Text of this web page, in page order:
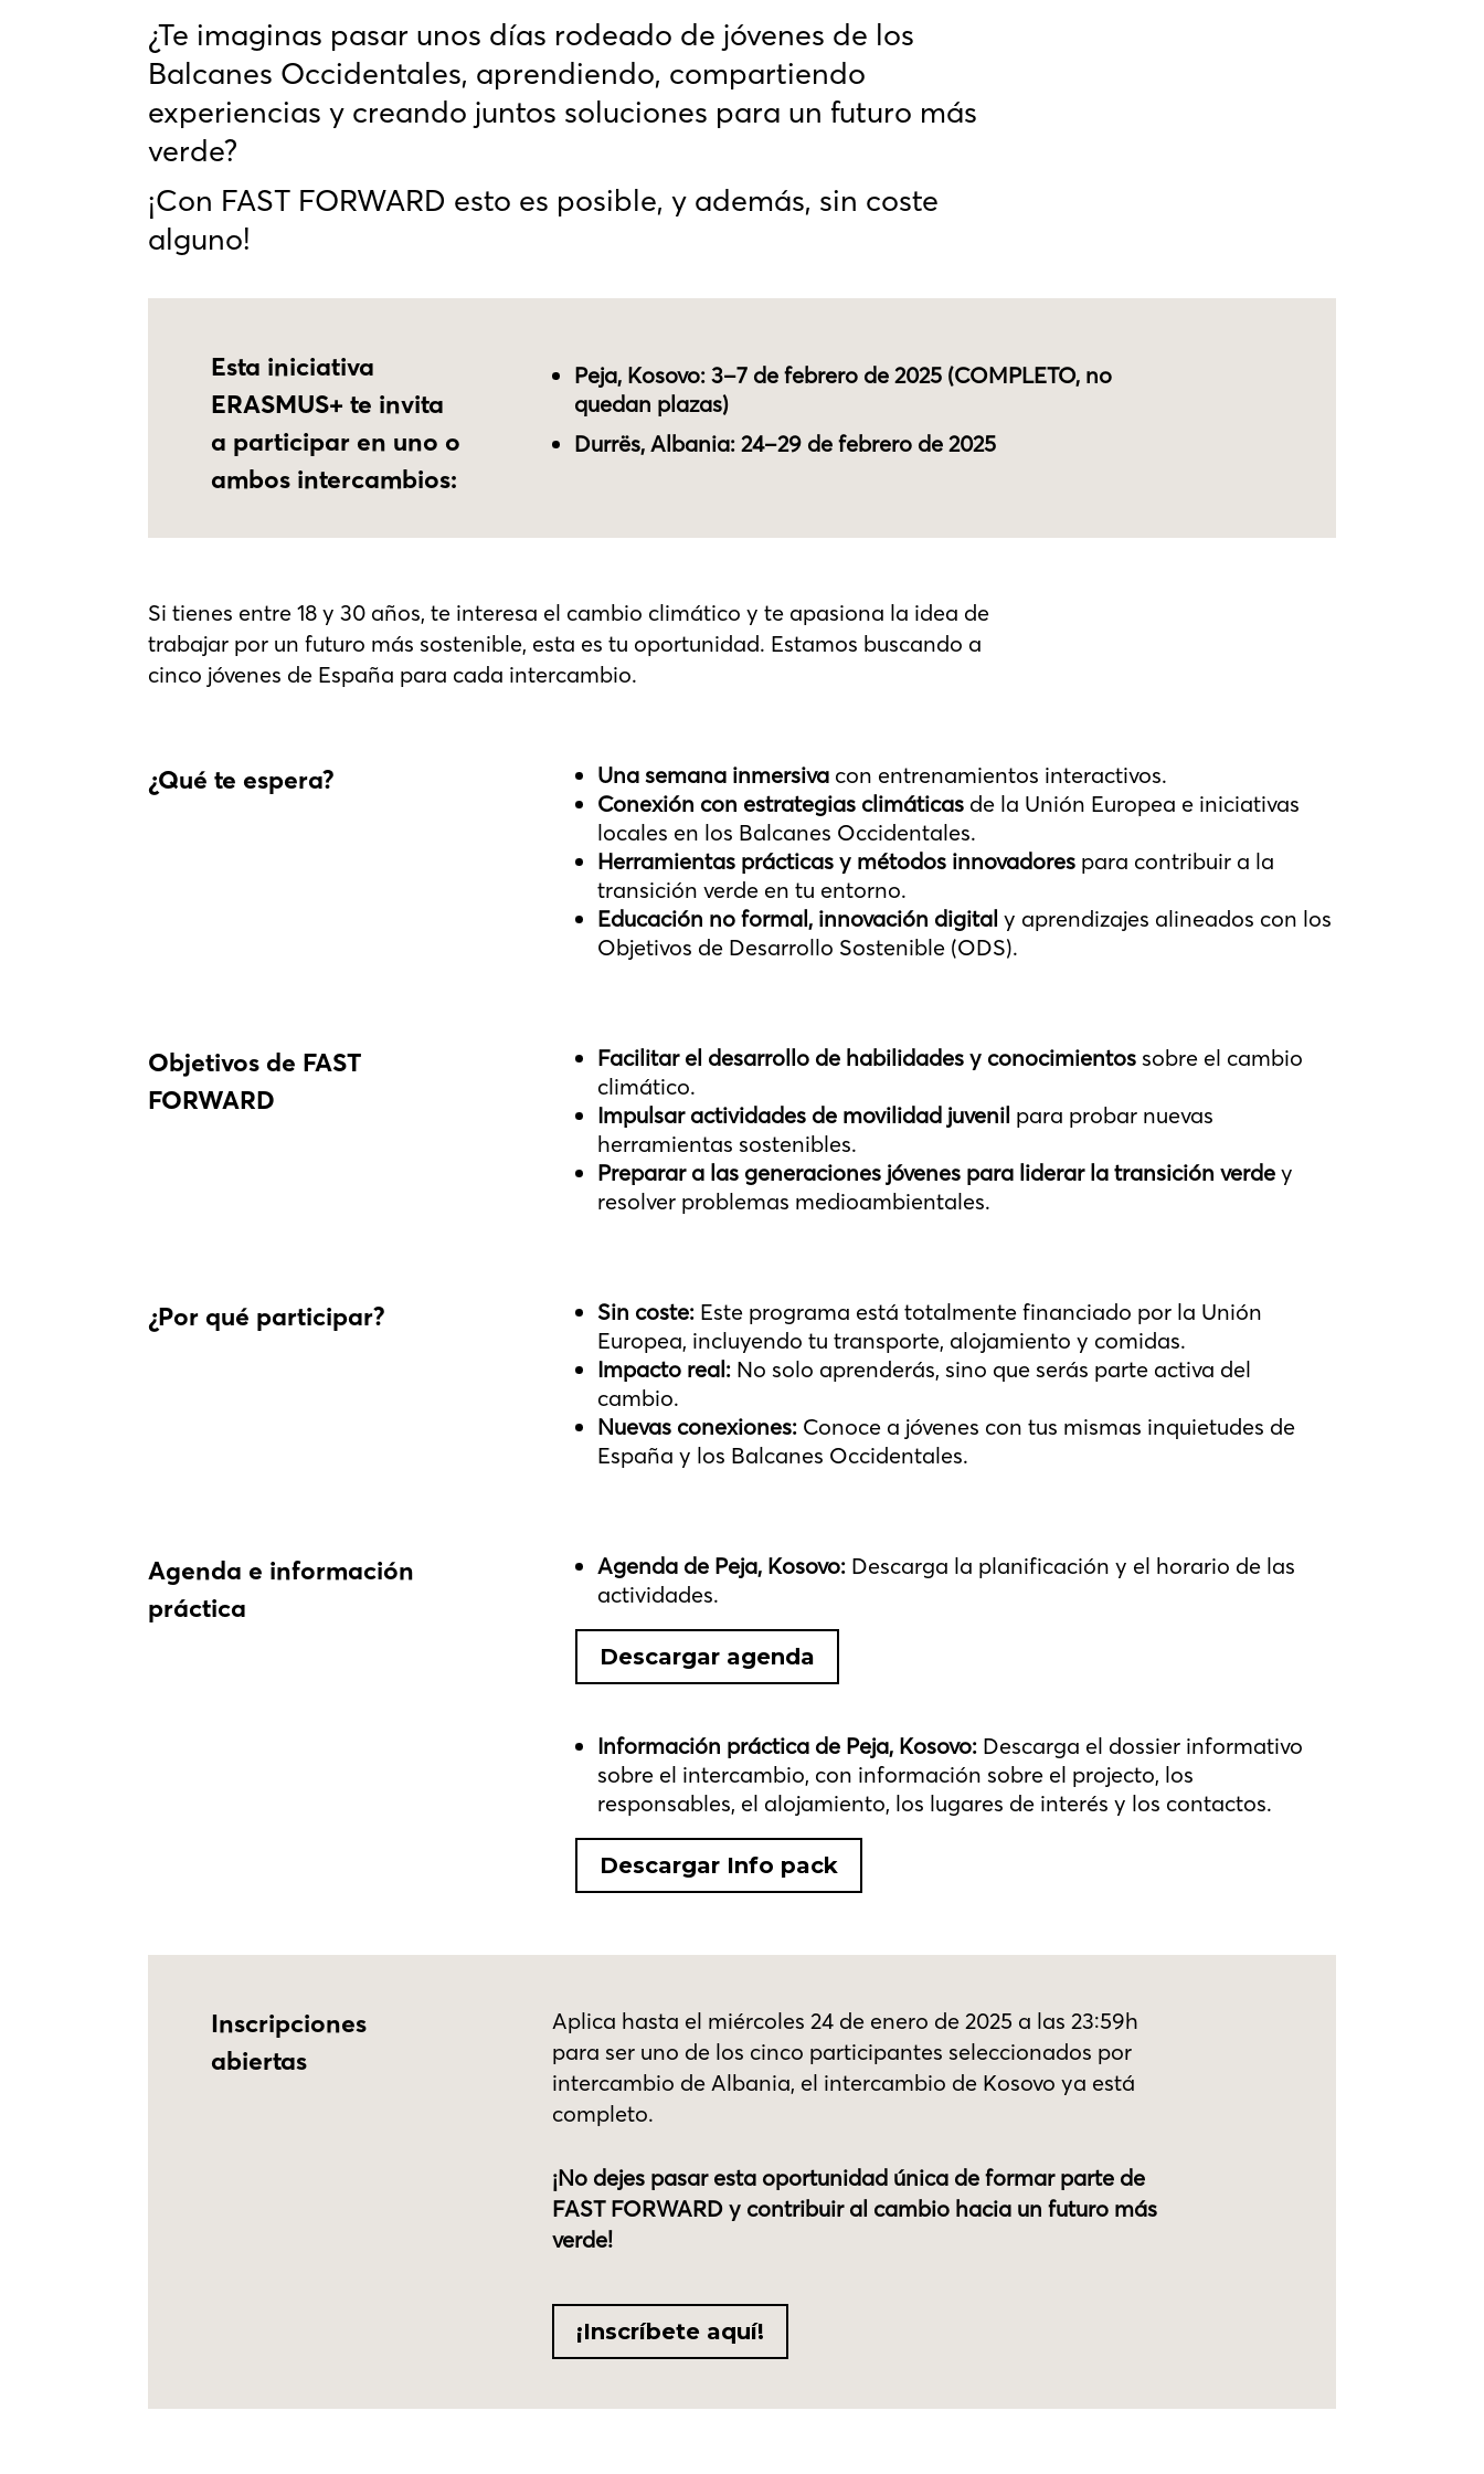
¿Te imaginas pasar unos días rodeado de jóvenes de los
Balcanes Occidentales, aprendiendo, compartiendo
experiencias y creando juntos soluciones para un futuro más
verde?
¡Con FAST FORWARD esto es posible, y además, sin coste
alguno!
Esta iniciativa
ERASMUS+ te invita
a participar en uno o
ambos intercambios:
Peja, Kosovo: 3–7 de febrero de 2025 (COMPLETO, no
quedan plazas)
Durrës, Albania: 24–29 de febrero de 2025
Si tienes entre 18 y 30 años, te interesa el cambio climático y te apasiona la idea de
trabajar por un futuro más sostenible, esta es tu oportunidad. Estamos buscando a
cinco jóvenes de España para cada intercambio.
¿Qué te espera? Una semana inmersiva con entrenamientos interactivos.
Conexión con estrategias climáticas de la Unión Europea e iniciativas
locales en los Balcanes Occidentales.
Herramientas prácticas y métodos innovadores para contribuir a la
transición verde en tu entorno.
Educación no formal, innovación digital y aprendizajes alineados con los
Objetivos de Desarrollo Sostenible (ODS).
Objetivos de FAST
FORWARD
Facilitar el desarrollo de habilidades y conocimientos sobre el cambio
climático.
Impulsar actividades de movilidad juvenil para probar nuevas
herramientas sostenibles.
Preparar a las generaciones jóvenes para liderar la transición verde y
resolver problemas medioambientales.
¿Por qué participar? Sin coste: Este programa está totalmente financiado por la Unión
Europea, incluyendo tu transporte, alojamiento y comidas.
Impacto real: No solo aprenderás, sino que serás parte activa del
cambio.
Nuevas conexiones: Conoce a jóvenes con tus mismas inquietudes de
España y los Balcanes Occidentales.
Agenda e información
práctica
Agenda de Peja, Kosovo: Descarga la planificación y el horario de las
actividades.
Descargar agenda
Información práctica de Peja, Kosovo: Descarga el dossier informativo
sobre el intercambio, con información sobre el projecto, los
responsables, el alojamiento, los lugares de interés y los contactos.
Descargar Info pack
Inscripciones
abiertas
Aplica hasta el miércoles 24 de enero de 2025 a las 23:59h
para ser uno de los cinco participantes seleccionados por
intercambio de Albania, el intercambio de Kosovo ya está
completo.
¡No dejes pasar esta oportunidad única de formar parte de
FAST FORWARD y contribuir al cambio hacia un futuro más
verde!
¡Inscríbete aquí!